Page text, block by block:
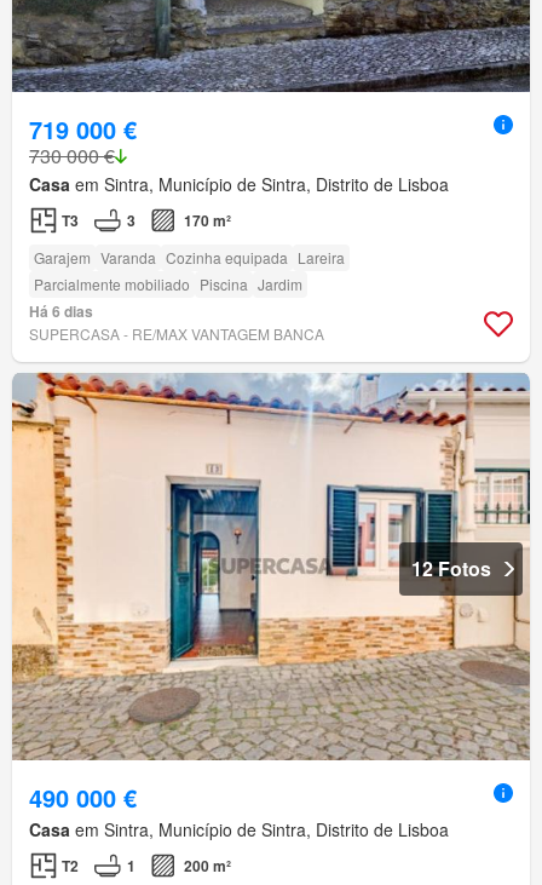
719 000 €
730 000 €
Casa em Sintra, Município de Sintra, Distrito de Lisboa
T3 3 170 m²
Garajem Varanda Cozinha equipada Lareira
Parcialmente mobiliado Piscina Jardim
Há 6 dias
SUPERCASA - RE/MAX VANTAGEM BANCA
12 Fotos
490 000 €
Casa em Sintra, Município de Sintra, Distrito de Lisboa
T2 1 200 m²